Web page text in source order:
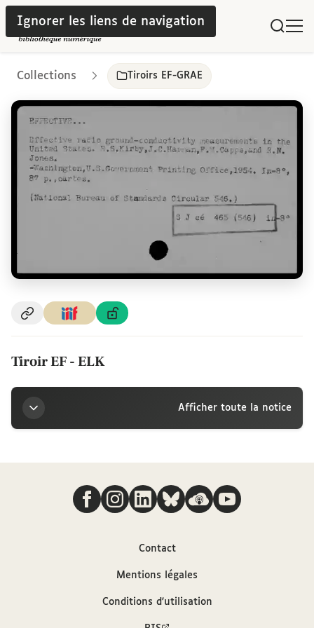
Ignorer les liens de navigation
Collections Tiroirs EF-GRAE
Tiroir EF - ELK
Afficher toute la notice
Titre
Tiroir EF - ELKNous suivre
Contact
Mentions légales
Conditions d'utilisation